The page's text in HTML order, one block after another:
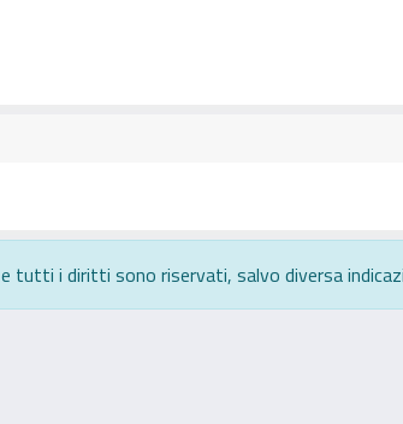
tutti i diritti sono riservati, salvo diversa